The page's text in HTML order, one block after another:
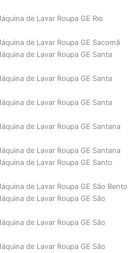
de Lavar Roupa GE Rio
de Lavar Roupa GE Sacomã
de Lavar Roupa GE Santa
de Lavar Roupa GE Santa
de Lavar Roupa GE Santa
de Lavar Roupa GE Santana
de Lavar Roupa GE Santana
de Lavar Roupa GE Santo
de Lavar Roupa GE São Bento
de Lavar Roupa GE São
de Lavar Roupa GE São
de Lavar Roupa GE São